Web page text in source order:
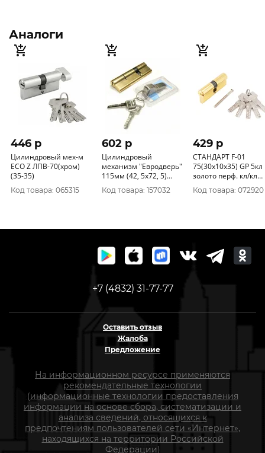
Аналоги
446 p
Цилиндровый мех-м
ECO Z ЛПВ-70(хром)
(35-35)
Код товара: 065315
602 p
Цилиндровый
механизм "Евродверь"
115мм (42, 5х72, 5)
перекодир.перфо-кл.
(2+6кл)(5)
Код товара: 157032
429 p
СТАНДАРТ F-01
75(30х10х35) GP 5кл
золото перф. кл/кл
Цилиндровый
механизм(10)
Код товара: 072920
+7 (4832) 31-77-77
Оставить отзыв
Жалоба
Предложение
На информационном ресурсе применяются
рекомендательные технологии
(информационные технологии предоставления
информации на основе сбора, систематизации и
анализа сведений, относящихся к
предпочтениям пользователей сети «Интернет»,
находящихся на территории Российской
Федерации)